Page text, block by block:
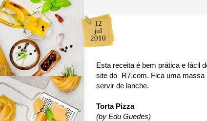
12
jul
2010
Esta receita é bem prática e fácil
site do R7.com. Fica uma massa
servir de lanche.
Torta Pizza
(by Edu Guedes)